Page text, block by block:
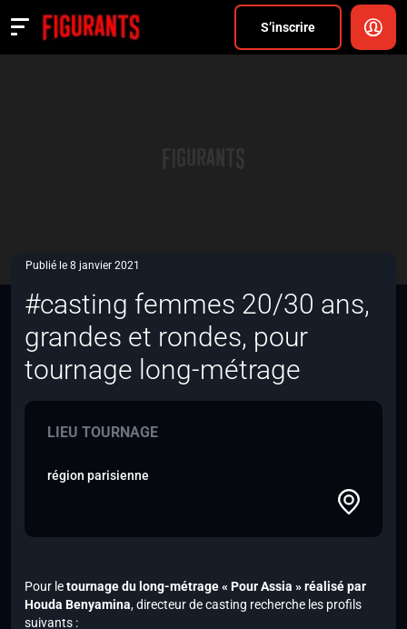
S’inscrire
Actualités
Publié le 8 janvier 2021
#casting femmes 20/30 ans,
grandes et rondes, pour
tournage long-métrage
LIEU TOURNAGE
région parisienne
Pour letournage du long-métrage « Pour Assia » réalisé par
Houda Benyamina, directeur de casting recherche les profils
suivants :